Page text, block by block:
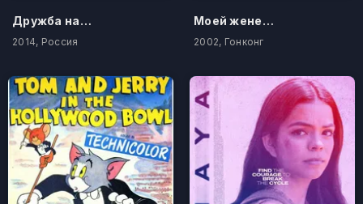
Дружба народов
2014, Россия
Моей жене восемнадцать
2002, Гонконг